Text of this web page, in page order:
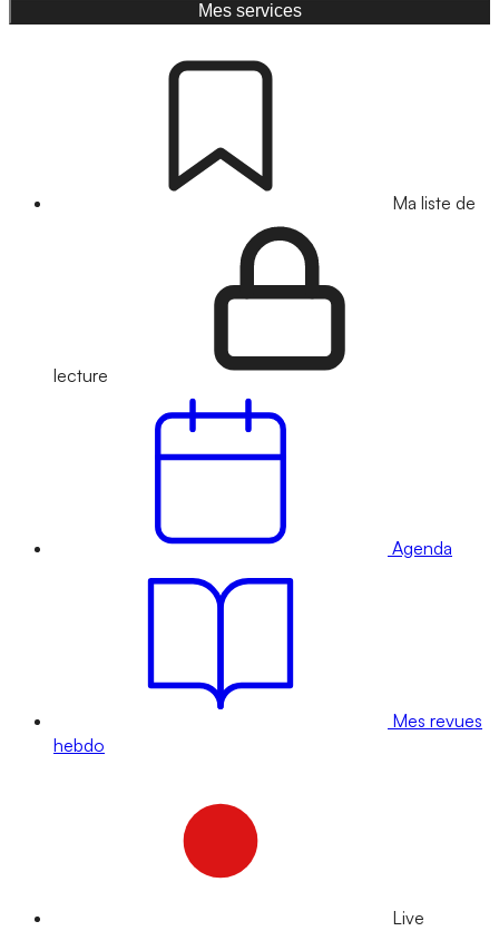
Mes services
Ma liste de
lecture
Agenda
Mes revues
hebdo
Live